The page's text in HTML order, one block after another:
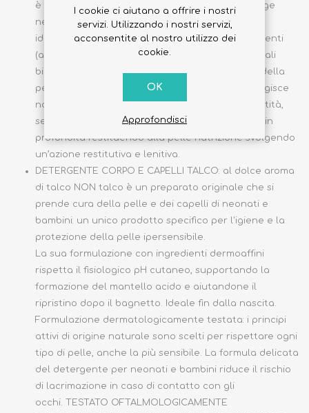
è il miglior alleato nel cambio pannolino. Protegge
negli arrossamenti con una immediata azione
idratante e lenitiva grazie ai suoi preziosi ingredienti
(aloe vera e olio di emu ricco di omega 3, 6, 9 e sali
biocompatibili) che stimolano le naturali difese della
pelle. Senza ossido di zinco e paraffina liquida agisce
naturalmente sulla pelle, anche in piccole quantità,
senza creare l'effetto barriera occlusiva. Agisce in
profondità restituendo alla pelle nutrizione svolgendo
un’azione restitutiva e lenitiva.
DETERGENTE CORPO E CAPELLI TALCO: al dolce aroma
di talco NON talco è un preparato originale che si
prende cura della pelle e dei capelli di neonati e
bambini: un unico prodotto specifico per l'igiene e la
protezione della pelle ipersensibile.
La sua formulazione con ingredienti dermoaffini
rispetta il fisiologico pH cutaneo, supportando la
formazione del mantello acido e aiutandone il
ripristino dopo il bagnetto. Ideale fin dalla nascita.
Formulazione dermatologicamente testata: i principi
attivi di origine naturale sono scelti per rispettare ogni
tipo di pelle, anche la più sensibile. La formula delicata
del detergente per neonati e bambini riduce il rischio
di lacrimazione in caso di contatto con gli
occhi. TESTATO OFTALMOLOGICAMENTE
I cookie ci aiutano a offrire i nostri
servizi. Utilizzando i nostri servizi,
acconsentite al nostro utilizzo dei
cookie.
OK
Approfondisci